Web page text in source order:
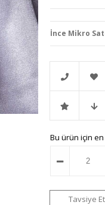
İnce Mikro
Telefonla
Sipariş Ekle
İndirimli Fiyat
Haber
Bu ürün için
Tavsiye Et